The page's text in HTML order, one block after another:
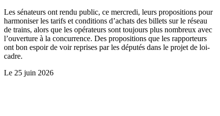
Les sénateurs ont rendu public, ce mercredi, leurs propositions pour
harmoniser les tarifs et conditions d’achats des billets sur le réseau
de trains, alors que les opérateurs sont toujours plus nombreux avec
l’ouverture à la concurrence. Des propositions que les rapporteurs
ont bon espoir de voir reprises par les députés dans le projet de loi-
cadre.
Le 25 juin 2026